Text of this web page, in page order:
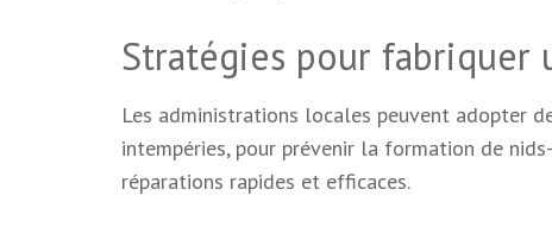
Stratégies pour fabriquer
Les administrations locales peuvent adopter
intempéries, pour prévenir la formation de
réparations rapides et efficaces.